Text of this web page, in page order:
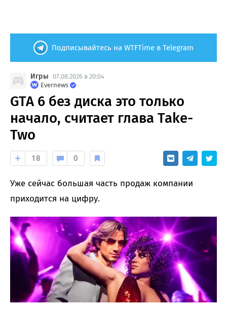
Подписывайтесь на WTFTime в Telegram
Игры 07.08.2026 в 20:04
Evernews
GTA 6 без диска это только
начало, считает глава Take-
Two
18 0
Уже сейчас большая часть продаж компании
приходится на цифру.